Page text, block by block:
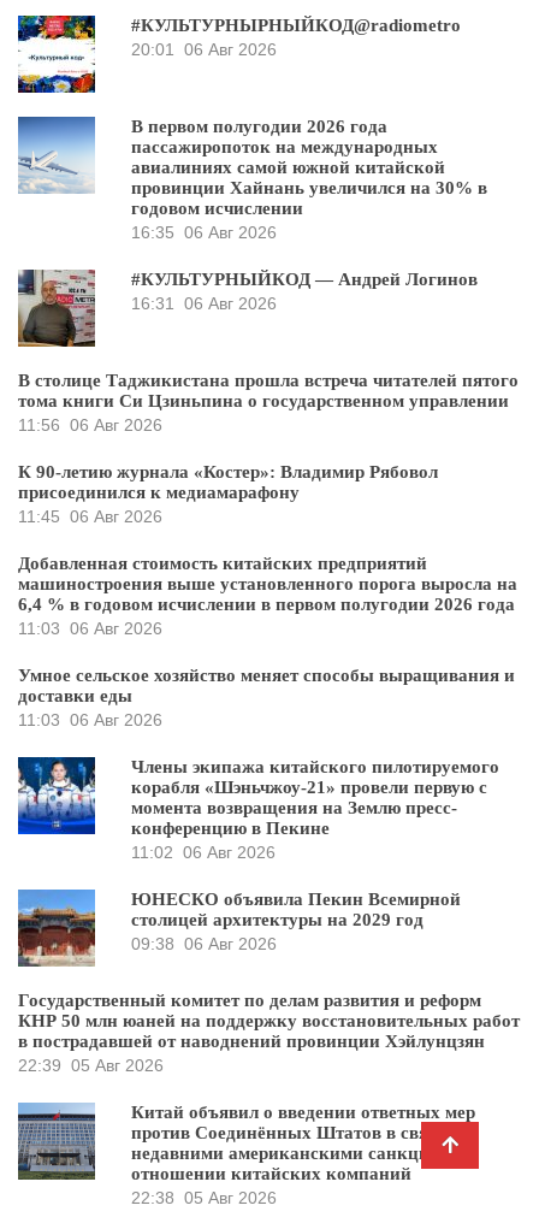
#КУЛЬТУРНЫРНЫЙКОД@radiometro
20:01
06 Авг 2026
В первом полугодии 2026 года
пассажиропоток на международных
авиалиниях самой южной китайской
провинции Хайнань увеличился на 30% в
годовом исчислении
16:35 06 Авг 2026
#КУЛЬТУРНЫЙКОД — Андрей Логинов
16:31
06 Авг 2026
В столице Таджикистана прошла встреча читателей пятого
тома книги Си Цзиньпина о государственном управлении
11:56 06 Авг 2026
К 90-летию журнала «Костер»: Владимир Рябовол
присоединился к медиамарафону
11:45 06 Авг 2026
Добавленная стоимость китайских предприятий
машиностроения выше установленного порога выросла на
6,4 % в годовом исчислении в первом полугодии 2026 года
11:03 06 Авг 2026
Умное сельское хозяйство меняет способы выращивания и
доставки еды
11:03 06 Авг 2026
Члены экипажа китайского пилотируемого
корабля «Шэньчжоу-21» провели первую с
момента возвращения на Землю пресс-
конференцию в Пекине
11:02 06 Авг 2026
ЮНЕСКО объявила Пекин Всемирной
столицей архитектуры на 2029 год
09:38 06 Авг 2026
Государственный комитет по делам развития и реформ
КНР 50 млн юаней на поддержку восстановительных работ
в пострадавшей от наводнений провинции Хэйлунцзян
22:39 05 Авг 2026
Китай объявил о введении ответных мер
против Соединённых Штатов в связи с
недавними американскими санкциями в
отношении китайских компаний
22:38 05 Авг 2026